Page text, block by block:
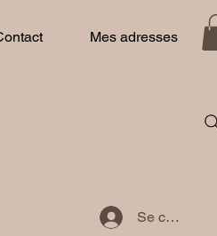
Mes adresses
Se connecter